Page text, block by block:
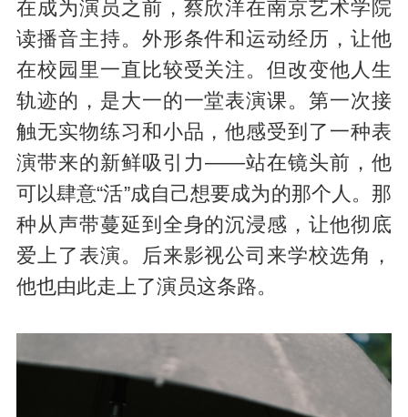
在成为演员之前，蔡欣洋在南京艺术学院
读播音主持。外形条件和运动经历，让他
在校园里一直比较受关注。但改变他人生
轨迹的，是大一的一堂表演课。第一次接
触无实物练习和小品，他感受到了一种表
演带来的新鲜吸引力——站在镜头前，他
可以肆意“活”成自己想要成为的那个人。那
种从声带蔓延到全身的沉浸感，让他彻底
爱上了表演。后来影视公司来学校选角，
他也由此走上了演员这条路。